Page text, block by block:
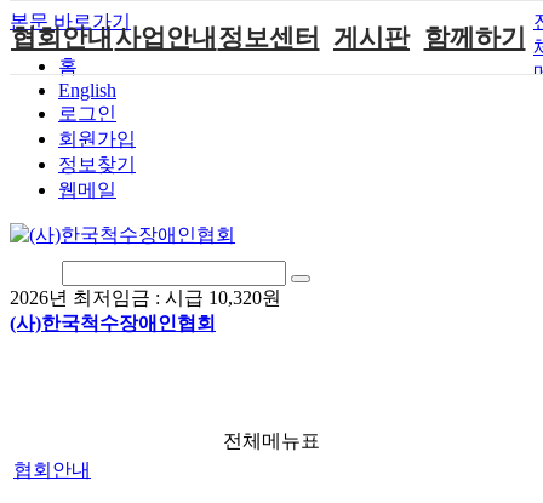
본문 바로가기
홈
English
로그인
회원가입
정보찾기
웹메일
2026년 최저임금 : 시급 10,320원
(사)한국척수장애인협회
협회안내
인사말
연혁
비전
조직도
척수장애란?
찾아오시는길
사업안내
단체지원사업
척수장애인재
활지원센터
척수장애인직
문화예술위원
회
정보센터 게시판 함께하기
전체메뉴표
협회안내